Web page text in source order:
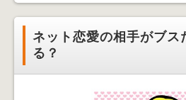
ネット恋愛の相手がブス
る？